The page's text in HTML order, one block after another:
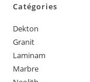
Catégories
Dekton
Granit
Laminam
Marbre